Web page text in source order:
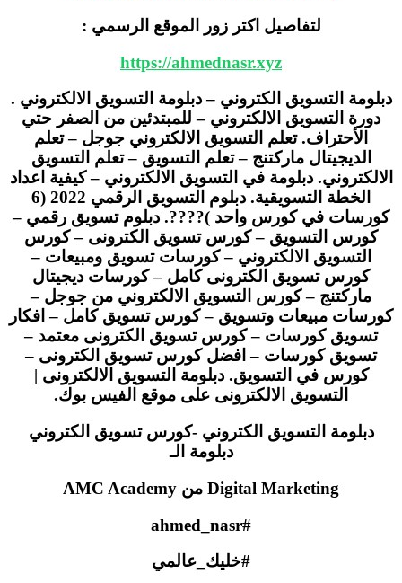
لتفاصيل اكتر زور الموقع الرسمي :
https://ahmednasr.xyz
التسويق الكتروني – دبلومة التسويق الالكتروني .
دورة التسويق الالكتروني – للمبتدئين من الصفر حتي
الأحتراف. تعلم التسويق الالكتروني جوجل – تعلم
الديجيتال ماركتنج – تعلم التسويق – تعلم التسويق
دبلومة في التسويق الالكتروني – كيفية اعداد
الخطة التسويقية. دبلوم التسويق الرقمي 2022 (6
في كورس واحد )????. دبلوم تسويق رقمي –
كورس التسويق – كورس تسويق الكترونى – كورس
التسويق الالكتروني – كورسات تسويق ومبيعات –
كورس تسويق الكترونى كامل – كورسات ديجيتال
ماركتنج – كورس التسويق الالكتروني من جوجل –
مبيعات وتسويق – كورس تسويق كامل – افكار
تسويق كورسات – كورس تسويق الكترونى معتمد –
تسويق كورسات – افضل كورس تسويق الكترونى –
كورس في التسويق. دبلومة التسويق الالكترونى |
التسويق الالكترونى على موقع الفيس بوك.
دبلومة التسويق الكتروني -كورس تسويق الكتروني
دبلومة الـ
Digital Marketing من AMC Academy
#خليك_عالمي